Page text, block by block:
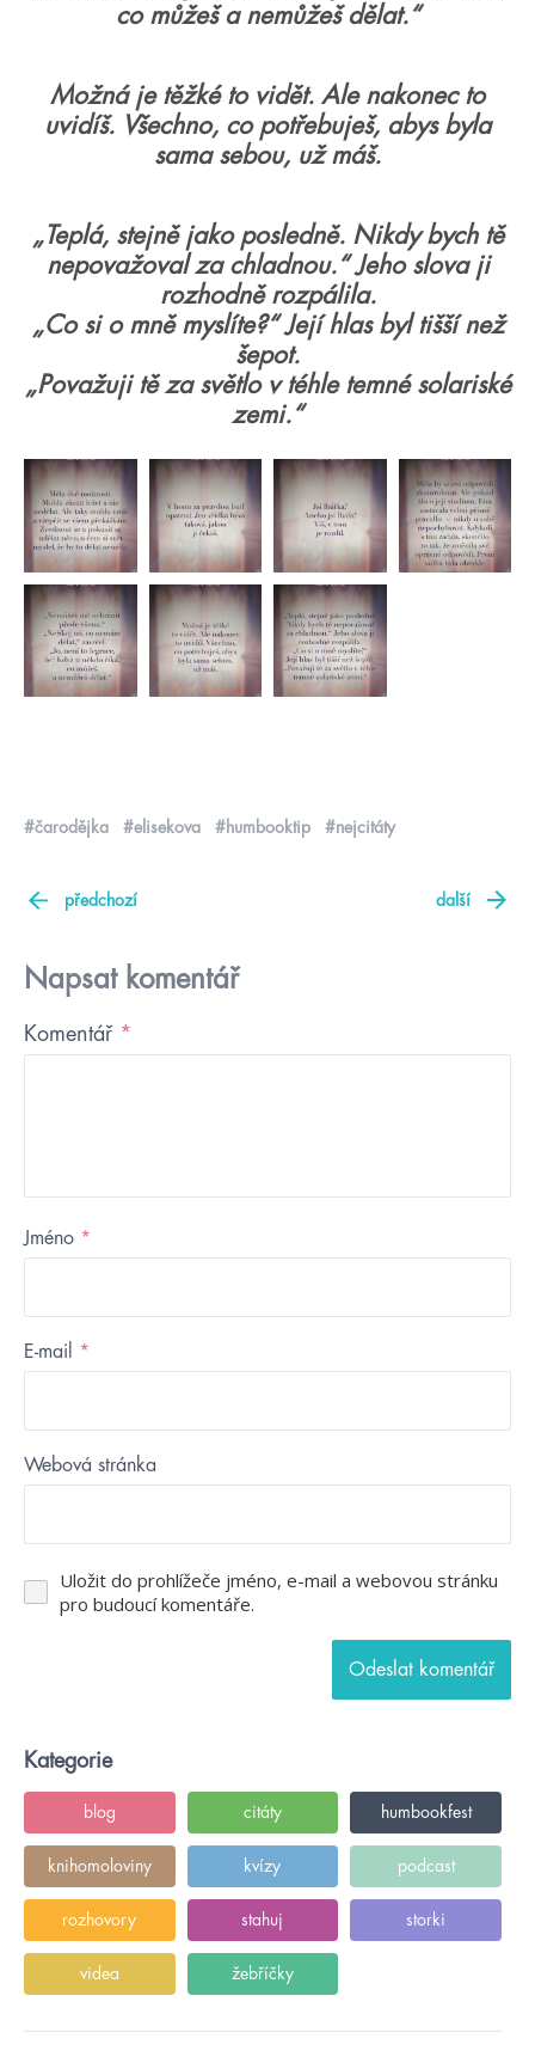
co můžeš a nemůžeš dělat.“
Možná je těžké to vidět. Ale nakonec to
uvidíš. Všechno, co potřebuješ, abys byla
sama sebou, už máš.
„Teplá, stejně jako posledně. Nikdy bych tě
nepovažoval za chladnou.“ Jeho slova ji
rozhodně rozpálila.
„Co si o mně myslíte?“ Její hlas byl tišší než
šepot.
„Považuji tě za světlo v téhle temné solariské
zemi.“
#čarodějka #elisekova #humbooktip #nejcitáty
předchozí další
Napsat komentář
Komentář *
Jméno *
E-mail *
Webová stránka
Uložit do prohlížeče jméno, e-mail a webovou stránku
pro budoucí komentáře.
Kategorie
blog citáty humbookfest
knihomoloviny kvízy podcast
rozhovory stahuj storki
videa žebříčky